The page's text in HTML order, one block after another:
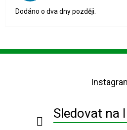
Dodáno o dva dny později.
Z
Sledovat na